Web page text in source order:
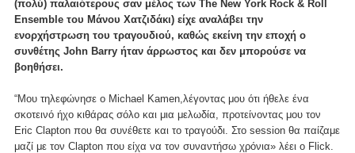
(πολύ) παλαιότερους σαν μέλος των The New York Rock & Roll
Ensemble του Μάνου Χατζιδάκι) είχε αναλάβει την
ενορχήστρωση του τραγουδιού, καθώς εκείνη την εποχή ο
συνθέτης John Barry ήταν άρρωστος και δεν μπορούσε να
βοηθήσει.
“Μου τηλεφώνησε ο Michael Kamen,λέγοντας μου ότι ήθελε ένα
σκοτεινό ήχο κιθάρας σόλο και μια μελωδία, προτείνοντας μου τον
Eric Clapton που θα συνέθετε και το τραγούδι. Στο session θα παίζαμε
μαζί με τον Clapton που είχα να τον συναντήσω χρόνια» λέει ο Flick.